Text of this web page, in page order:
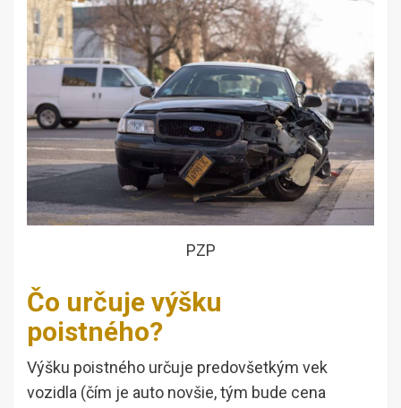
PZP
Čo určuje výšku
poistného?
Výšku poistného určuje predovšetkým vek
vozidla (čím je auto novšie, tým bude cena